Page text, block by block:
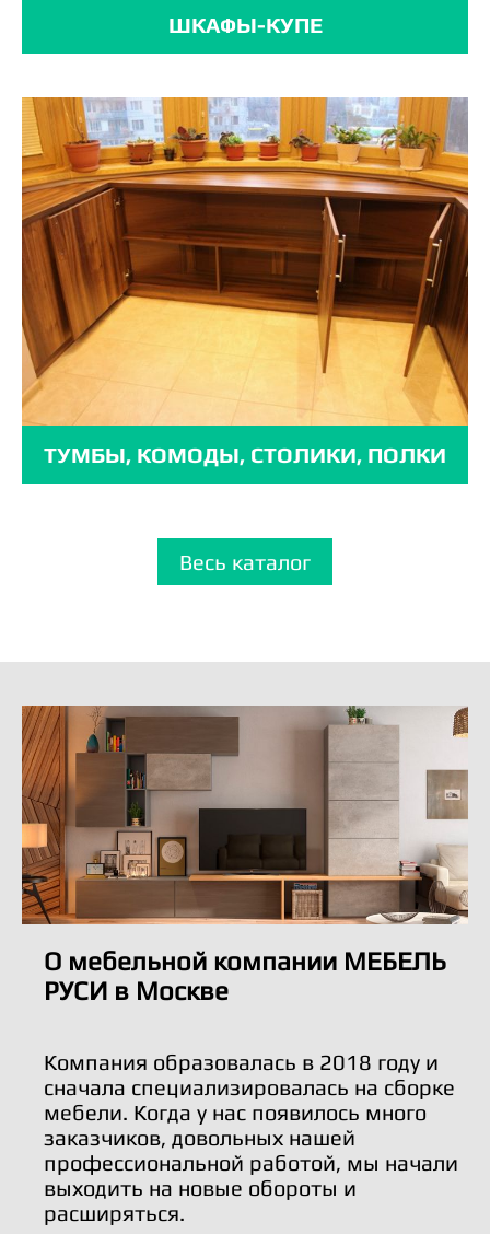
ШКАФЫ-КУПЕ
ТУМБЫ, КОМОДЫ, СТОЛИКИ, ПОЛКИ
Весь каталог
О мебельной компании МЕБЕЛЬ
РУСИ в Москве
Компания образовалась в 2018 году и
сначала специализировалась на сборке
мебели. Когда у нас появилось много
заказчиков, довольных нашей
профессиональной работой, мы начали
выходить на новые обороты и
расширяться.